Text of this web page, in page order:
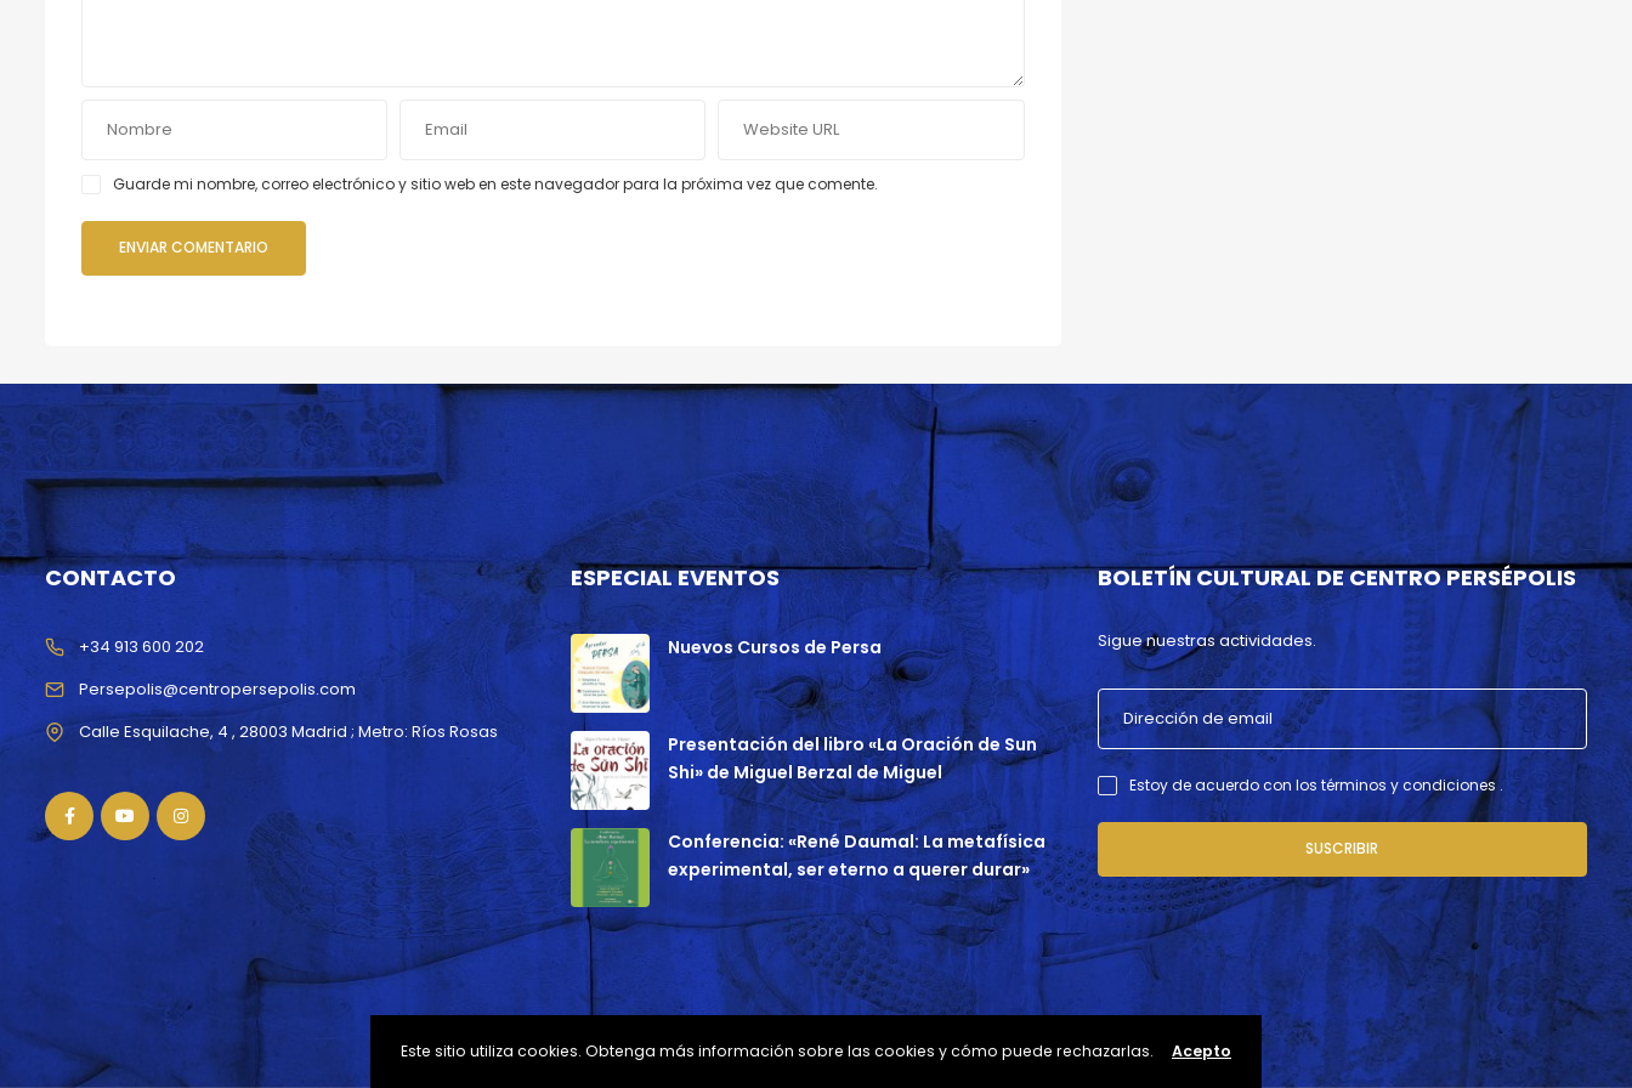
Guarde mi nombre, correo electrónico y sitio web en este navegador para la próxima vez que comente.
CONTACTO
Persepolis@centropersepolis.com
+34 913 600 202
ESPECIAL EVENTOS
Nuevos Cursos de Persa
Presentación del libro «La Oración de Sun
Shi» de Miguel Berzal de Miguel
Conferencia: «René Daumal: La metafísica
experimental, ser eterno a querer durar»
BOLETÍN CULTURAL DE CENTRO PERSÉPOLIS
Sigue nuestras actividades.
Estoy de acuerdo con los términos y condiciones .
SUSCRIBIR
Este sitio utiliza cookies. Obtenga más información sobre las cookies y cómo puede rechazarlas. Acepto